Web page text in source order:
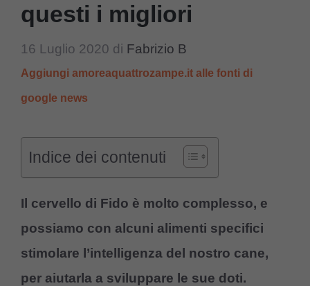
questi i migliori
16 Luglio 2020 di Fabrizio B
Aggiungi amoreaquattrozampe.it alle fonti di
google news
Indice dei contenuti
Il cervello di Fido è molto complesso, e
possiamo con alcuni alimenti specifici
stimolare l’intelligenza del nostro cane,
per aiutarla a sviluppare le sue doti.